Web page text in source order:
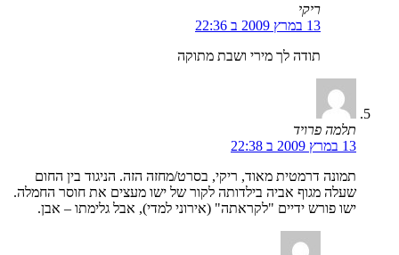
ריקי
13 במרץ 2009 ב 22:36
תודה לך מירי ושבת מתוקה
תלמה פרויד
13 במרץ 2009 ב 22:38
תמונה דרמטית מאוד, ריקי, בסרט/מחזה הזה. הניגוד בין החום
שעלה מגוף אביה בילדותה לקור של ישו מעצים את חוסר החמלה.
ישו פורש ידיים "לקראתה" (אירוני למדי), אבל גלימתו – אבן.